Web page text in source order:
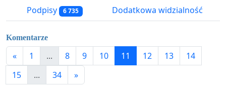
Podpisy 6 735 Dodatkowa widzialność
Komentarze
« 1 ... 8 9 10 11 12 13
14
15
... 34 »